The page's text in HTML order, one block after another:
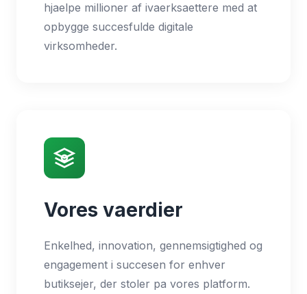
hjaelpe millioner af ivaerksaettere med at
opbygge succesfulde digitale
virksomheder.
Vores vaerdier
Enkelhed, innovation, gennemsigtighed og
engagement i succesen for enhver
butiksejer, der stoler pa vores platform.